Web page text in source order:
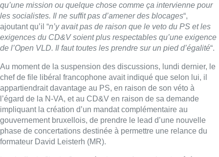
Les Engagés avaient quant à eux confirmé qu’ils seraient bien
présents. “Bruxelles est dans une crise trop grave. Tout le pays
nous regarde. Nous avons une obligation commune de résultat.
Refuser le dialogue et jouer la chaise vide n’amèneront aucune
Idem du côté du PS. Le président de la Fédération bruxelloise,
Ahmed Laaouej, a confirmé sa participation, s’interrogeant par
ailleurs sur les raisons profondes de l’attitude de l’Open Vld
qu’il juge “irrationnelles”. “Tirer sur les informateurs, après leur
travail constructif de trois semaines, revient à tirer sur le
pianiste“, a-t-il notamment commenté, non sans déplorer que la
solution proposée par Frédéric De Gucht revient à encourager